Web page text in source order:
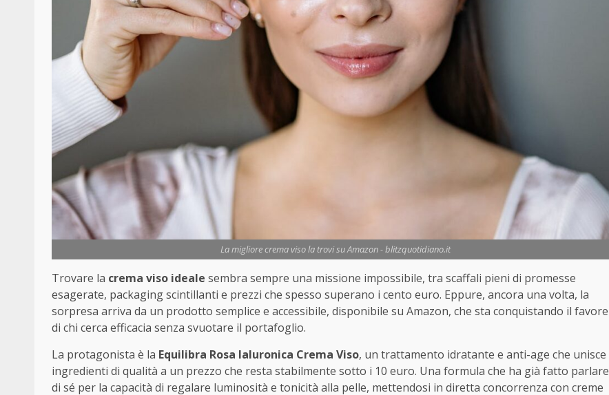
La migliore crema viso la trovi su Amazon - blitzquotidiano.it
Trovare la crema viso ideale sembra sempre una missione impossibile, tra scaffali pieni di promesse
esagerate, packaging scintillanti e prezzi che spesso superano i cento euro. Eppure, ancora una volta, la
sorpresa arriva da un prodotto semplice e accessibile, disponibile su Amazon, che sta conquistando il favore
di chi cerca efficacia senza svuotare il portafoglio.
La protagonista è la Equilibra Rosa Ialuronica Crema Viso, un trattamento idratante e anti-age che unisce
ingredienti di qualità a un prezzo che resta stabilmente sotto i 10 euro. Una formula che ha già fatto parlare
di sé per la capacità di regalare luminosità e tonicità alla pelle, mettendosi in diretta concorrenza con creme